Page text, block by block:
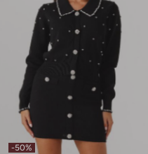
-50%